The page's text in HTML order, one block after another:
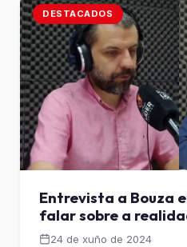
DESTACADOS
Entrevista a Bouza
falar sobre a
turísticos en
24 de xuño de 2024